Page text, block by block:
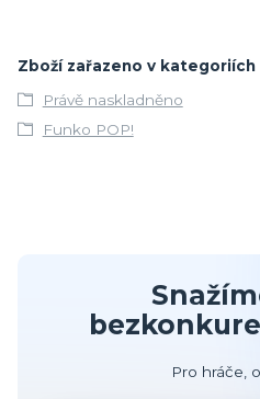
Zboží zařazeno v kategoriích
Právě naskladněno
Funko POP!
Pro hráče,